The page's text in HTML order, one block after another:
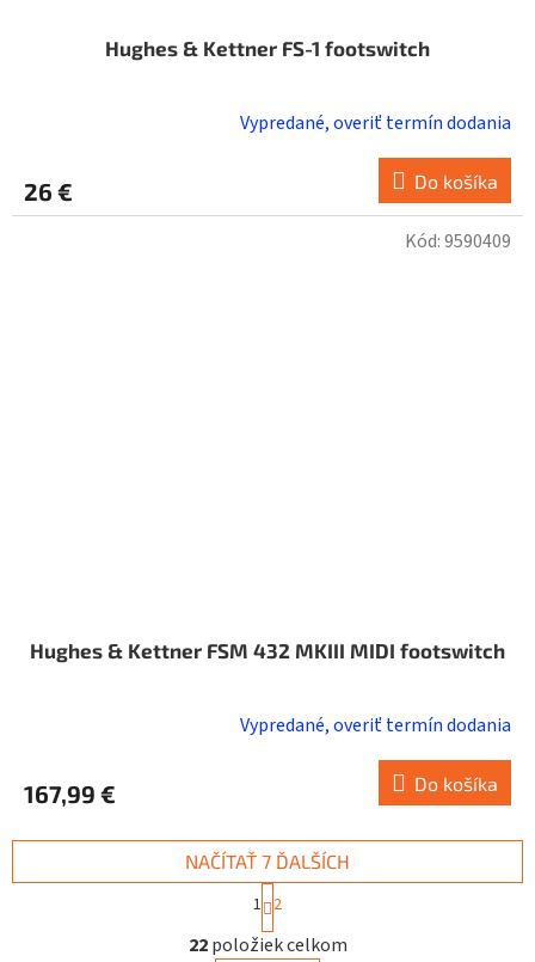
Hughes & Kettner FS-1 footswitch
Vypredané, overiť termín dodania
26 € Do košíka
Hughes & Kettner FSM 432 MKIII MIDI footswitch
Vypredané, overiť termín dodania
167,99 € Do košíka
Kód:9590409
O
v
NAČÍTAŤ 7 ĎALŠÍCH
t
r
á
1 2
22položiek celkom